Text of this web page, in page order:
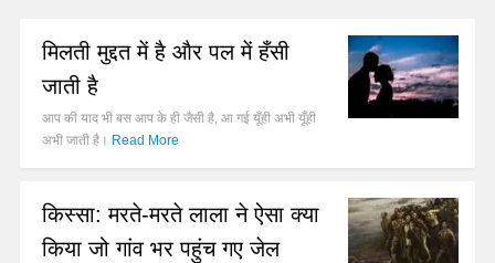
मिलती मुद्दत में है और पल में हँसी
जाती है
आप की याद भी बस आप के ही जैसी है, आ गई यूँही अभी यूँही
अभी जाती है। Read More
किस्सा: मरते-मरते लाला ने ऐसा क्या
किया जो गांव भर पहुंच गए जेल